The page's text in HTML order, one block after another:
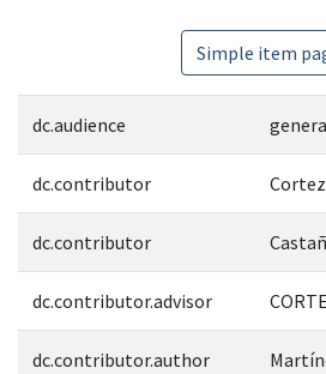
Simple item
dc.audience
dc.contributor
dc.contributor
dc.contributor.advisor
dc.contributor.author